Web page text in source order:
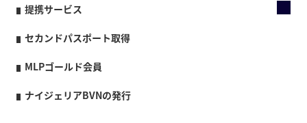
提携サービス
セカンドパスポート取得
MLPゴールド会員
ナイジェリアBVNの発行